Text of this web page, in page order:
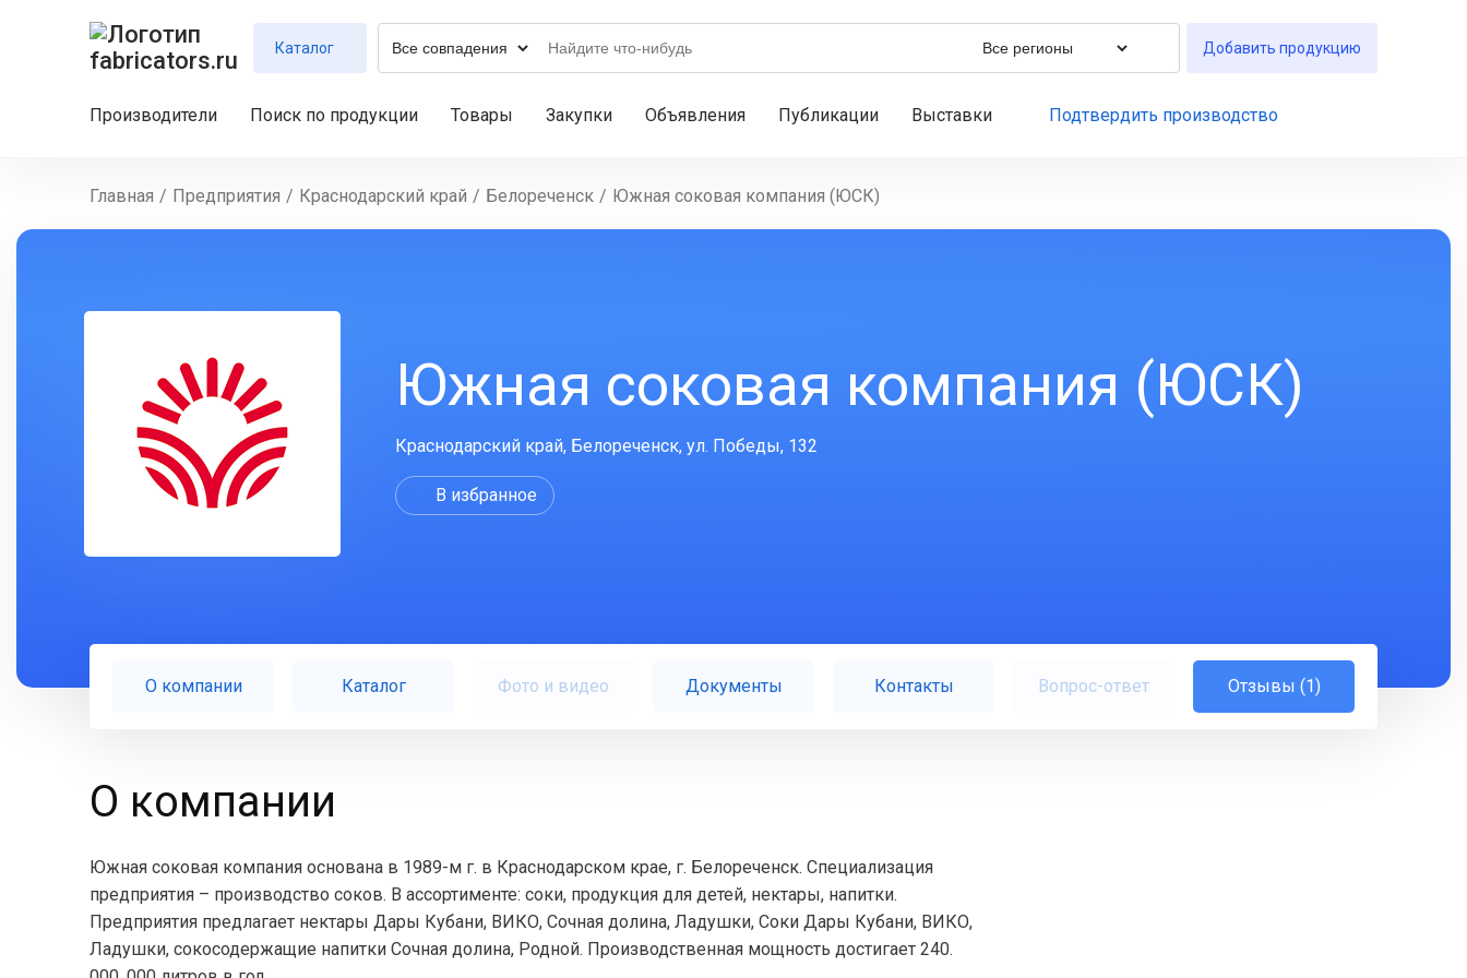
Каталог Добавить продукцию
Производители Поиск по продукции Товары Закупки Объявления Публикации Выставки Подтвердить производство
Главная / Предприятия / Краснодарский край / Белореченск / Южная соковая компания (ЮСК)
Южная соковая компания (ЮСК)
Краснодарский край, Белореченск, ул. Победы, 132
В избранное
О компании Каталог Фото и видео Документы Контакты Вопрос-ответ Отзывы (1)
О компании
Южная соковая компания основана в 1989-м г. в Краснодарском крае, г. Белореченск. Специализация
предприятия – производство соков. В ассортименте: соки, продукция для детей, нектары, напитки.
Предприятия предлагает нектары Дары Кубани, ВИКО, Сочная долина, Ладушки, Соки Дары Кубани, ВИКО,
Ладушки, сокосодержащие напитки Сочная долина, Родной. Производственная мощность достигает 240.